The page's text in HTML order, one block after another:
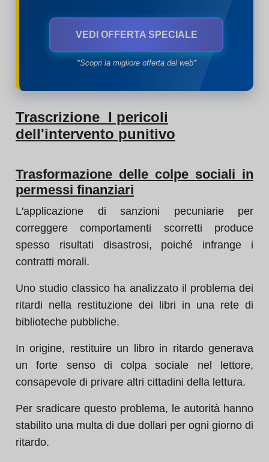
VEDI OFFERTA SPECIALE
*Scopri la migliore offerta del web*
Trascrizione I pericoli
dell'intervento punitivo
Trasformazione delle colpe sociali in
permessi finanziari
L'applicazione di sanzioni pecuniarie per
correggere comportamenti scorretti produce
spesso risultati disastrosi, poiché infrange i
contratti morali.
Uno studio classico ha analizzato il problema dei
ritardi nella restituzione dei libri in una rete di
biblioteche pubbliche.
In origine, restituire un libro in ritardo generava
un forte senso di colpa sociale nel lettore,
consapevole di privare altri cittadini della lettura.
Per sradicare questo problema, le autorità hanno
stabilito una multa di due dollari per ogni giorno di
ritardo.